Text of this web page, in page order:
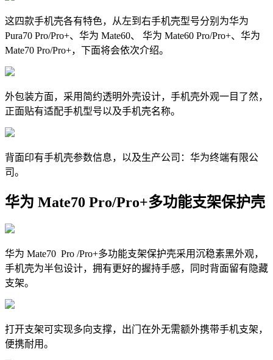
这四款手机壳各有特色，从左到右手机壳型号分别为华为
Pura70 Pro/Pro+、 华为 Mate60、 华为 Mate60 Pro/Pro+、 华为
Mate70 Pro/Pro+，下面将会依次介绍。
外包装方面，采用简约透明外壳设计，手机壳外观一目了然，
正面贴有适配手机型号以及手机壳名称。
背面印有手机壳参数信息，以及生产公司：华为终端有限公
司。
华为 Mate70 Pro/Pro+多功能支架保护壳
华为 Mate70 Pro /Pro+多功能支架保护壳采用沉稳素黑外观，
手机壳为半包设计，拥有更好的握持手感，同时背面留有隐藏
支架。
打开支架可实现多向支撑，出门在外无需额外携带手机支架，
便携耐用。